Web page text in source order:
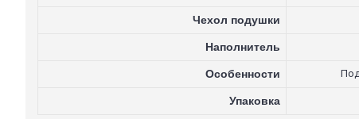
Чехол подушки
Наполнитель
Особенности
Упаковка